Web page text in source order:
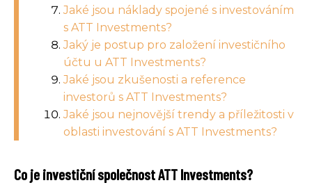
Jaké jsou náklady spojené s investováním
s ATT Investments?
Jaký je postup pro založení investičního
účtu u ATT Investments?
Jaké jsou zkušenosti a reference
investorů s ATT Investments?
Jaké jsou nejnovější trendy a příležitosti v
oblasti investování s ATT Investments?
Co je investiční společnost ATT Investments?